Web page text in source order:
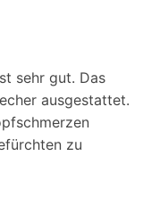
sehr gut. Das
ausgestattet.
zu